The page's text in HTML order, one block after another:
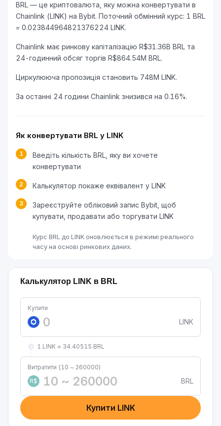
BRL — це криптовалюта, яку можна конвертувати в
Chainlink (LINK) на Bybit. Поточний обмінний курс: 1 BRL
= 0.023844964821376224 LINK.
Chainlink має ринкову капіталізацію R$31.36B BRL та
24-годинний обсяг торгів R$864.54M BRL.
Циркулююча пропозиція становить 748M LINK.
За останні 24 години Chainlink знизився на 0.16%.
Як конвертувати BRL у LINK
1
Введіть кількість BRL, яку ви хочете
конвертувати
2 Калькулятор покаже еквівалент у LINK
3
Зареєструйте обліковий запис Bybit, щоб
купувати, продавати або торгувати LINK
Курс BRL до LINK оновлюється в режимі реального
часу на основі ринкових даних.
Калькулятор LINK в BRL
Купити
LINK
1 LINK ≈ 34.40515 BRL
Витратити (10 ~ 260000)
R$
BRL
Купити LINK